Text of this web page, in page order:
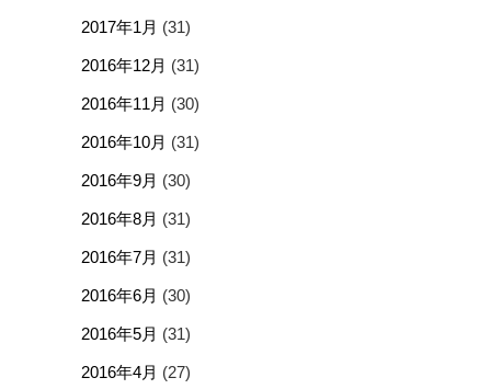
2017年1月 (31)
2016年12月 (31)
2016年11月 (30)
2016年10月 (31)
2016年9月 (30)
2016年8月 (31)
2016年7月 (31)
2016年6月 (30)
2016年5月 (31)
2016年4月 (27)